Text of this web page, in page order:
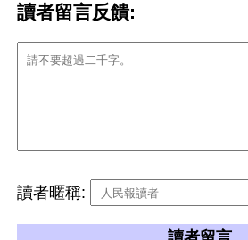
讀者留言反饋:
讀者暱稱: